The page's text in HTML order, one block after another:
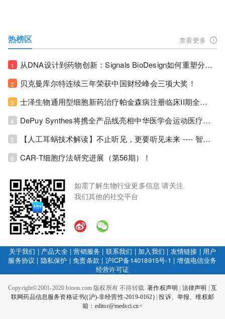
热榜区 查看更多
1 从DNA设计到药物创新：Signals BioDesign如何重塑分子生物学研发生态！
2 贝克曼库尔特连续三年荣获中国财经峰会三项大奖！
3 士泽生物通用型细胞新药治疗帕金森病注册临床II期全部入组完成！
4 DePuy Synthes将携全产品线亮相中华医学会运动医疗分会大会，加码布局中国运动医学创新赛道！
5 【人工耳蜗技术解读】不止听见，更要听见未来 ---- 智能耳蜗，开启人工耳蜗技术新纪元！
6 CAR-T细胞疗法研究进展（第56期）！
如需了解生物行业更多信息 请关注
我们其他的社交平台
关于我们 | 产品大全|营销服务 | 联系我们 | 加入我们 | 友情链接 | 用户
服务协议 | 隐私保护 |免责条款 | 沪ICP备14018915号-1 |增值电信业务
经营许可证
Copyright©2001-2020 bioon.com 版权所有 不得转载.著作权声明 法律声明
互
联网药品信息服务资格证书((沪)-非经营性-2019-0162)|投诉、举报、维权邮
箱：editor@medsci.cn<